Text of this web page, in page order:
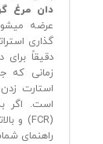
دان مرغ
عرضه
گذاری
زمانی که
استارت
است. اگر
راهنمای